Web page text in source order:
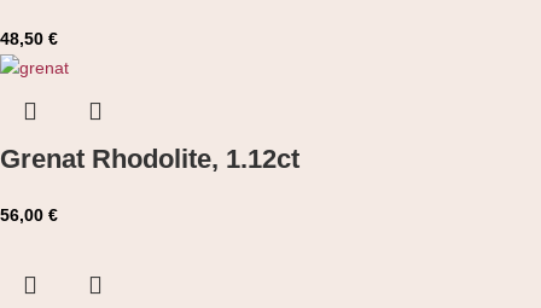
48,50 €
Grenat Rhodolite, 1.12ct
56,00 €